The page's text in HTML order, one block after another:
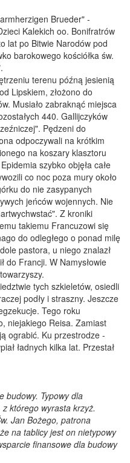
Brueder" -
Kalekich oo. Bonifratrów
lat po Bitwie Narodów pod
barokowego kościółka św.
terenu późną jesienią
Lipskiem, złożono do
Musiało zabraknąć miejsca
440. Gallijczyków
Pędzeni do
odpoczywali na krótkim
na koszary klasztoru
szybko objęła całe
co noc poza mury około
do nie zasypanych
jeńców wojennych. Nie
Z kroniki
takiemu Francuzowi się
do odległego o ponad milę
pastora, u niego znalazł
do Francji. W Namysłowie
tych szkieletów, osiedli
podły i straszny. Jeszcze
Tego roku
niejakiego Reisa. Zamiast
ograbić. Ku przestrodze -
ładnych kilka lat. Przestał
budowy. Typowy dla
którego wyrasta krzyż.
Jan Bożego, patrona
na tablicy jest on nietypowy
finansowe dla budowy